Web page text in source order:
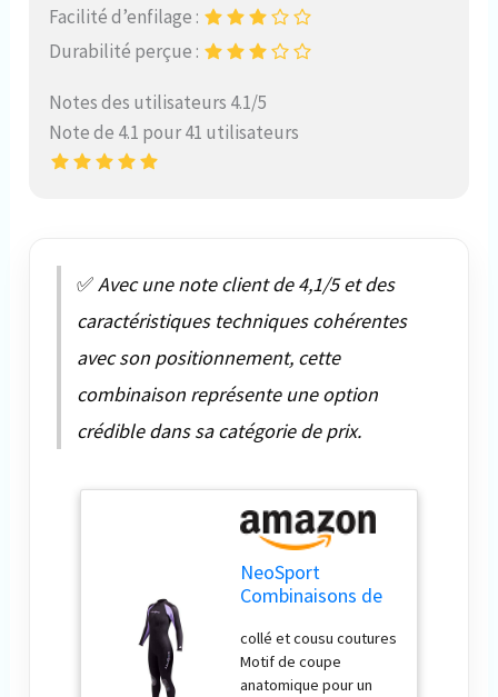
Facilité d’enfilage :
Durabilité perçue :
Notes des utilisateurs 4.1/5
Note de 4.1 pour 41 utilisateurs
✅Avec une note client de 4,1/5 et des
caractéristiques techniques cohérentes
avec son positionnement, cette
combinaison représente une option
crédible dans sa catégorie de prix.
NeoSport
Combinaisons de
Femme Néoprène
Premium 7/5 mm
Full Suit, Femme,
collé et cousu coutures
Motif de coupe
anatomique pour un